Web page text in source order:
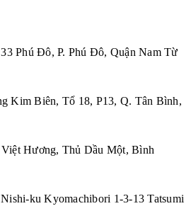
Phú Đô, P. Phú Đô, Quận Nam Từ
Kim Biên, Tổ 18, P13, Q. Tân Bình,
Hương, Thủ Dầu Một, Bình
ku Kyomachibori 1-3-13 Tatsumi